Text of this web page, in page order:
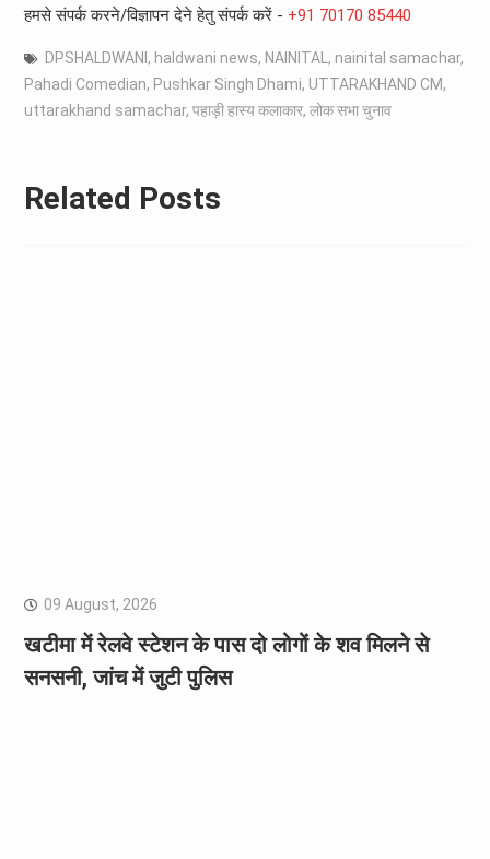
हमसे संपर्क करने/विज्ञापन देने हेतु संपर्क करें - +91 70170 85440
DPSHALDWANI , haldwani news, NAINITAL , nainital samachar,
Pahadi Comedian, Pushkar Singh Dhami, UTTARAKHAND CM,
uttarakhand samachar, पहाड़ी हास्य कलाकार, लोक सभा चुनाव
Related Posts
09 August, 2026
खटीमा में रेलवे स्टेशन के पास दो लोगों के शव मिलने से
सनसनी, जांच में जुटी पुलिस